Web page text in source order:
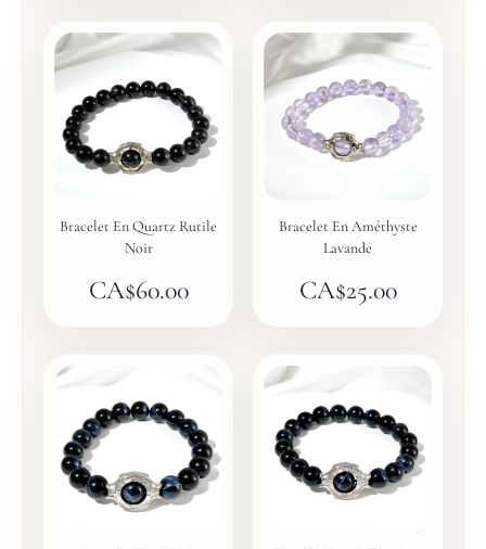
Bracelet En Quartz Rutile
Noir
CA$60.00
Bracelet En Améthyste
Lavande
CA$25.00